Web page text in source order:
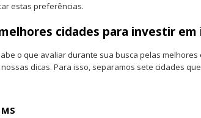
estas preferências.
cidades para investir em
o que avaliar durante sua busca pelas
dicas. Para isso, separamos sete cidades